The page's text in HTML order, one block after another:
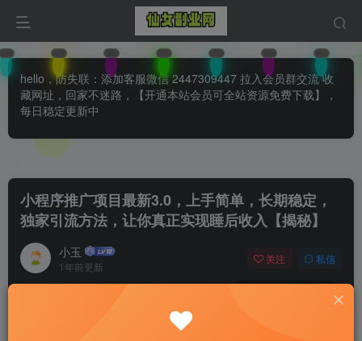
hello，防失联：添加客服微信 2447309447 拉入会员群交流 收
藏网址，回家不迷路，【开通本站会员可全站资源免费下载】，
每日稳定更新中
小程序推广项目最新3.0，上手简单，长期稳定，
独家引流方法，让你真正实现睡后收入【揭秘】
小玉
1年前更新
关注 私信
0 126 71